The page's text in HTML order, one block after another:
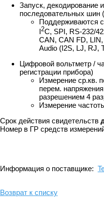
Запуск, декодирование
последовательных шин
Поддерживаются
I2C, SPI, RS-232/
CAN, CAN FD,
Audio (I2S, LJ, RJ,
Цифровой вольтметр /
регистрации прибора)
Измерение ср.кв.
перем.
разрешением 4
Измерение
Срок действия свидетельств
Номер в ГР средств
Информация о поставщике:
Возврат к списку